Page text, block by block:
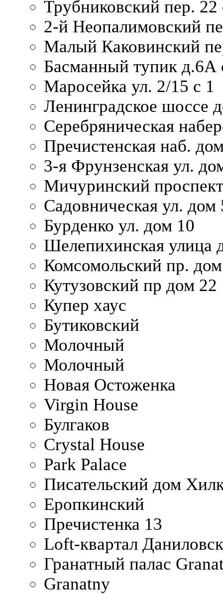
Трубниковский пер. 22
2-й Неопалимовский
Малый Каковинский
Басманный тупик д.6А
Маросейка ул. 2/15 с 1
Ленинградское шоссе
Серебряническая
Пречистенская наб.
3-я Фрунзенская ул.
Мичуринский
Садовническая ул. дом
Бурденко ул. дом 10
Шелепихинская улица
Комсомольский пр.
Кутузовский пр дом 22
Купер хаус
Бутиковский
Молочный
Молочный
Новая Остоженка
Virgin House
Булгаков
Crystal House
Park Palace
Писательский дом
Еропкинский
Пречистенка 13
Loft-квартал
Гранатный палас
Granatny